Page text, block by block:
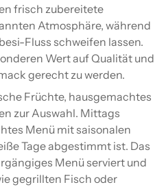
frisch zubereitete
Atmosphäre, während
Fluss schweifen lassen.
Wert auf Qualität und
gerecht zu werden.
Früchte, hausgemachtes
zur Auswahl. Mittags
Menü mit saisonalen
Tage abgestimmt ist. Das
Menü serviert und
gegrillten Fisch oder